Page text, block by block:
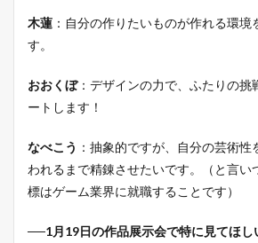
木蓮 ：自分の作りたいものが作れる環
す。
おおくぼ：デザインの力で、ふたりの挑
ートします！
なべこう ：抽象的ですが、自分の芸術
われるまで精錬させたいです。（と言い
標はゲーム業界に就職することです）
──1月19日の作品展示会で特に見てほし